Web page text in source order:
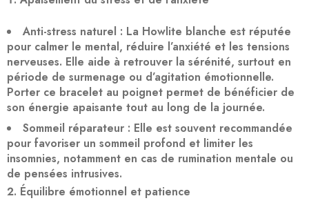
Anti-stress naturel : La Howlite blanche est réputée
pour calmer le mental, réduire l’anxiété et les tensions
nerveuses. Elle aide à retrouver la sérénité, surtout en
période de surmenage ou d’agitation émotionnelle.
Porter ce bracelet au poignet permet de bénéficier de
son énergie apaisante tout au long de la journée.
Sommeil réparateur : Elle est souvent recommandée
pour favoriser un sommeil profond et limiter les
insomnies, notamment en cas de rumination mentale ou
de pensées intrusives.
Équilibre émotionnel et patience